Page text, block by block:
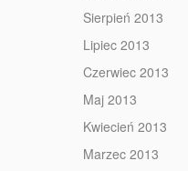
Sierpień 2013
Lipiec 2013
Czerwiec 2013
Maj 2013
Kwiecień 2013
Marzec 2013